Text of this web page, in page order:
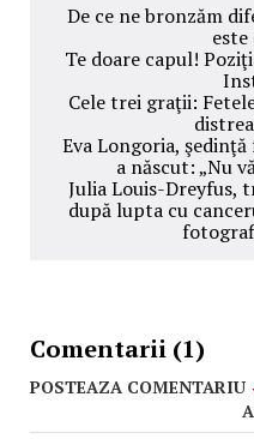
De ce ne bronzăm
este
Te doare capul!
Cele trei graţii:
Eva Longoria,
a născut: „Nu
Julia Louis-Dreyfus,
după lupta cu
Comentarii (1)
POSTEAZA COMENTARIU